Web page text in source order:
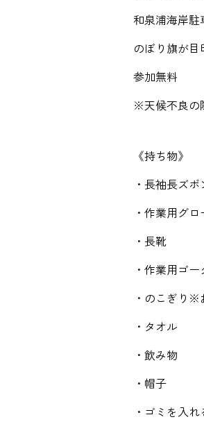
和泉浦海岸駐
のぼり旗が目
参加無料
※天候不良の
《持ち物》
・長袖長ズボ
・作業用グ
・長靴
・作業用ゴ
・のこぎり※
・タオル
・飲み物
・帽子
・ゴミを入